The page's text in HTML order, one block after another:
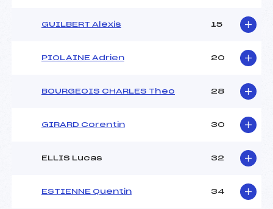
GUILBERT Alexis 15
PIOLAINE Adrien 20
BOURGEOIS CHARLES Theo 28
GIRARD Corentin 30
ELLIS Lucas 32
ESTIENNE Quentin 34